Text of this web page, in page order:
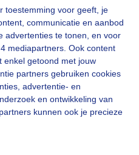
toestemming voor geeft, je
communicatie en aanbod
advertenties te tonen, en voor
mediapartners. Ook content
enkel getoond met jouw
partners gebruiken cookies
advertentie- en
en ontwikkeling van
kunnen ook je precieze